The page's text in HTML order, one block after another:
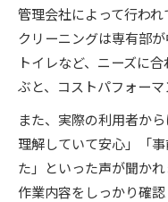
管理会社によって行わ
クリーニングは専有部が
トイレなど、ニーズに
ぶと、コストパフォーマ
また、実際の利用者か
理解していて安心」「
た」といった声が聞か
作業内容をしっかり確